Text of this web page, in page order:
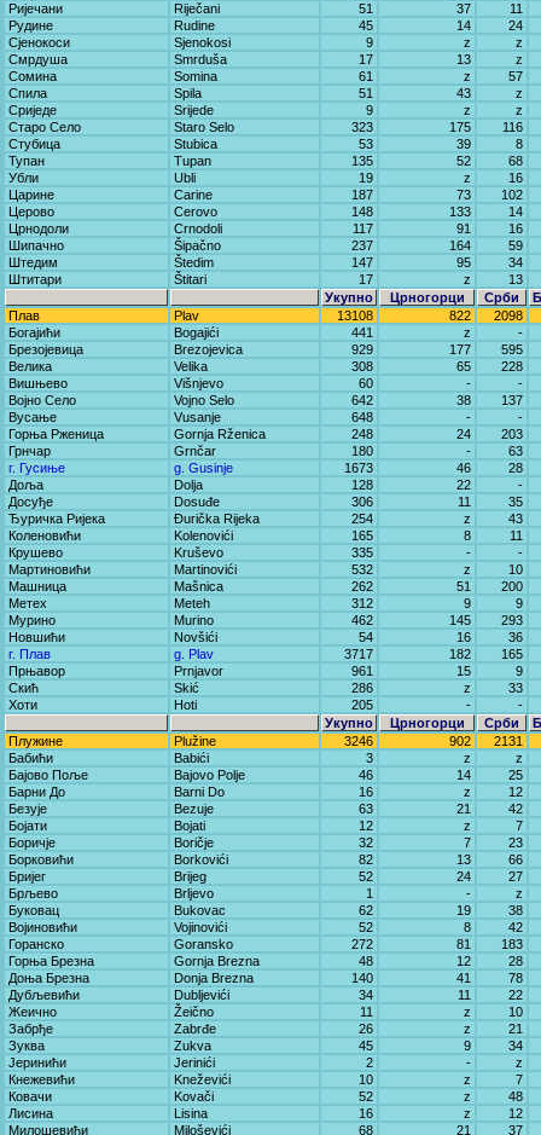
Ријечани
Riječani 51 37
11
Рудине
Rudine 45 14
24
Сјенокоси
Sjenokosi 9 z
z
Смрдуша
Smrduša 17 13
z
Сомина
Somina 61 z
57
Спила
Spila 51 43
z
Сриједе
Srijede 9 z
z
Старо Село
Staro Selo 323 175
116
Стубица
Stubica 53 39
8
Тупан
Tupan 135 52
68
Убли
Ubli 19 z
16
Царине
Carine 187 73
102
Церово
Cerovo 148 133
14
Црнодоли
Crnodoli 117 91
16
Шипачно
Šipačno 237 164
59
Штедим
Štedim 147 95
34
Штитари
Štitari 17 z
13
Укупно
Црногорци Срби
Плав
Plav 13108 822
2098
Богајићи
Bogajići 441 z
-
Брезојевица
Brezojevica 929 177
595
Велика
Velika 308 65
228
Вишњево
Višnjevo 60 -
-
Војно Село
Vojno Selo 642 38
137
Вусање
Vusanje 648 -
-
Горња Рженица
Gornja Rženica 248 24
203
Грнчар
Grnčar 180 -
63
г. Гусиње
g. Gusinje 1673 46
28
Доља
Dolja 128 22
-
Досуђе
Dosuđe 306 11
35
Ђуричка Ријека
Đurička Rijeka 254 z
43
Коленовићи
Kolenovići 165 8
11
Крушево
Kruševo 335 -
-
Мартиновићи
Martinovići 532 z
10
Машница
Mašnica 262 51
200
Метех
Meteh 312 9
9
Мурино
Murino 462 145
293
Новшићи
Novšići 54 16
36
г. Плав
g. Plav 3717 182
165
Прњавор
Prnjavor 961 15
9
Скић
Skić 286 z
33
Хоти
Hoti 205 -
-
Укупно
Црногорци Срби
Плужине
Plužine 3246 902
2131
Бабићи
Babići 3 z
z
Бајово Поље
Bajovo Polje 46 14
25
Барни До
Barni Do 16 z
12
Безује
Bezuje 63 21
42
Бојати
Bojati 12 z
7
Боричје
Boričje 32 7
23
Борковићи
Borkovići 82 13
66
Бријег
Brijeg 52 24
27
Брљево
Brljevo 1 -
z
Буковац
Bukovac 62 19
38
Војиновићи
Vojinovići 52 8
42
Горанско
Goransko 272 81
183
Горња Брезна
Gornja Brezna 48 12
28
Доња Брезна
Donja Brezna 140 41
78
Дубљевићи
Dubljevići 34 11
22
Жеично
Žeično 11 z
10
Забрђе
Zabrđe 26 z
21
Зуква
Zukva 45 9
34
Јеринићи
Jerinići 2 -
z
Кнежевићи
Kneževići 10 z
7
Ковачи
Kovači 52 z
48
Лисина
Lisina 16 z
12
Милошевићи
Miloševići 68 21 37